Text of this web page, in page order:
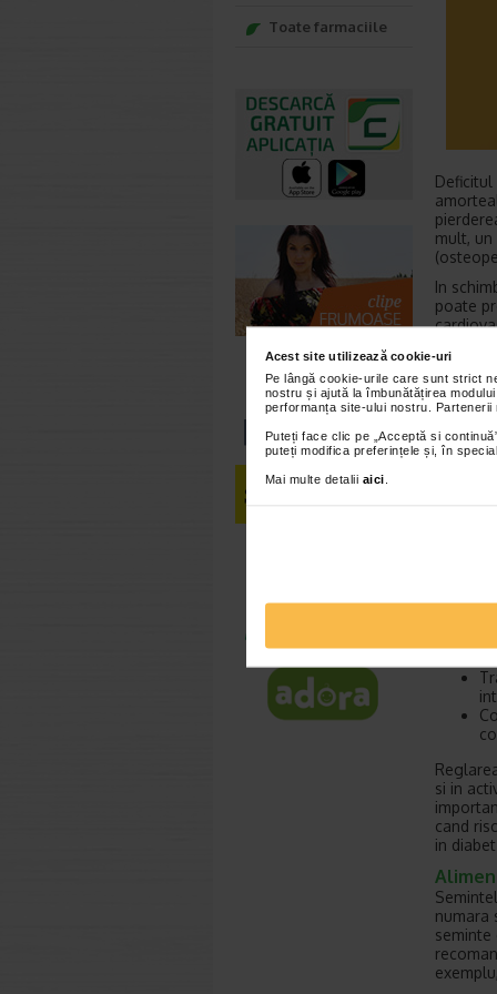
Acest site utilizează cookie-uri
Pe lângă cookie-urile care sunt strict
nostru și ajută la îmbunătățirea
performanța site-ului nostru.
Puteți face clic pe „Acceptă si
puteți modifica preferințele și, în
Mai multe detalii aici
Deficitul
mult,
In
poate
Printre
fructele
Cu
roluri
si in
cand
in
numara
seminte
Toate farmaciile